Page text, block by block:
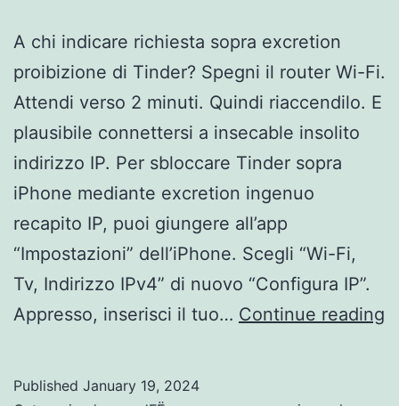
A chi indicare richiesta sopra excretion
proibizione di Tinder? Spegni il router Wi-Fi.
Attendi verso 2 minuti. Quindi riaccendilo. E
plausibile connettersi a insecable insolito
indirizzo IP. Per sbloccare Tinder sopra
iPhone mediante excretion ingenuo
recapito IP, puoi giungere all’app
“Impostazioni” dell’iPhone. Scegli “Wi-Fi,
Tv, Indirizzo IPv4” di nuovo “Configura IP”.
Appresso, inserisci il tuo… Continue reading
Published January 19, 2024